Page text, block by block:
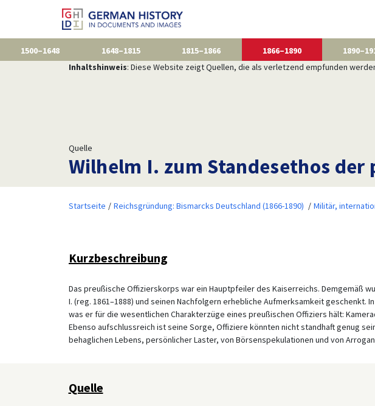
1500–1648 1648–1815 1815–1866 1866–1890
Inhaltshinweis: Diese Website zeigt Quellen, die als verletzend empfunden
Quelle
Wilhelm I. zum Standesethos
Startseite Reichsgründung: Bismarcks Deutschland (1866-1890) Militär,
Kurzbeschreibung
Das preußische Offizierskorps war ein Hauptpfeiler des Kaiserreichs. Demgemäß
I. (reg. 1861–1888) und seinen Nachfolgern erhebliche Aufmerksamkeit geschenkt.
was er für die wesentlichen Charakterzüge eines preußischen Offiziers hält:
Ebenso aufschlussreich ist seine Sorge, Offiziere könnten nicht standhaft genug
behaglichen Lebens, persönlicher Laster, von Börsenspekulationen und von
Quelle